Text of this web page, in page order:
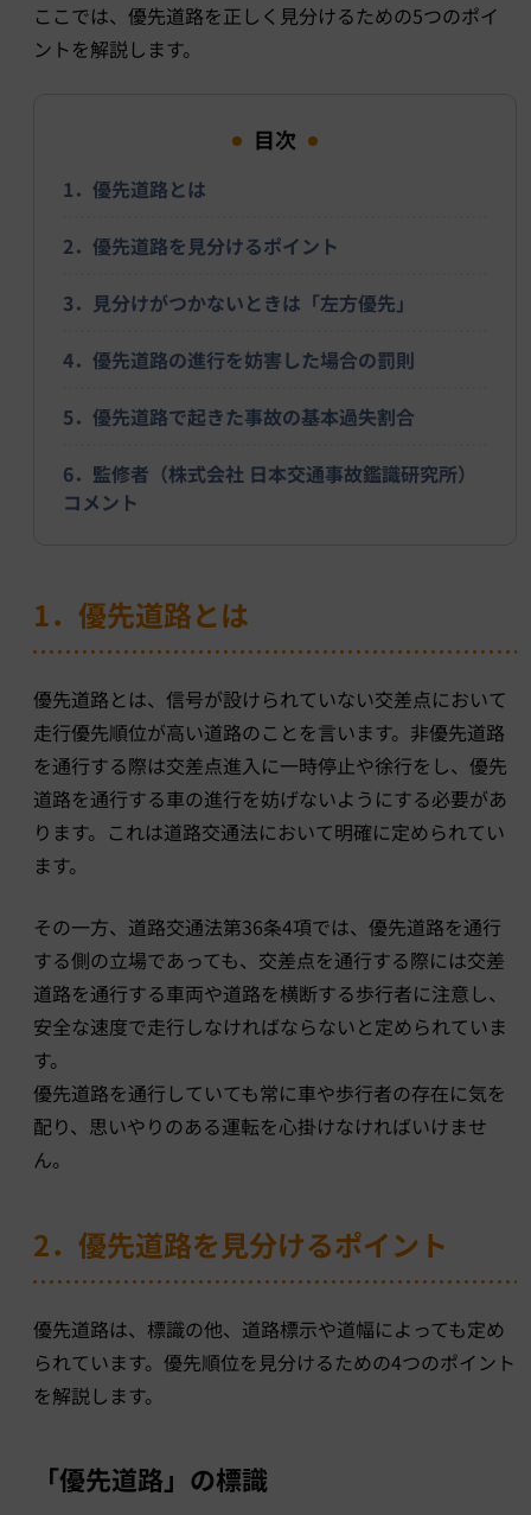
ここでは、優先道路を正しく見分けるための5つのポイ
ントを解説します。
目次
1．優先道路とは
2．優先道路を見分けるポイント
3．見分けがつかないときは「左方優先」
4．優先道路の進行を妨害した場合の罰則
5．優先道路で起きた事故の基本過失割合
6．監修者（株式会社 日本交通事故鑑識研究所）
コメント
1．優先道路とは
優先道路とは、信号が設けられていない交差点において
走行優先順位が高い道路のことを言います。非優先道路
を通行する際は交差点進入に一時停止や徐行をし、優先
道路を通行する車の進行を妨げないようにする必要があ
ります。これは道路交通法において明確に定められてい
ます。
その一方、道路交通法第36条4項では、優先道路を通行
する側の立場であっても、交差点を通行する際には交差
道路を通行する車両や道路を横断する歩行者に注意し、
安全な速度で走行しなければならないと定められていま
す。
優先道路を通行していても常に車や歩行者の存在に気を
配り、思いやりのある運転を心掛けなければいけませ
ん。
2．優先道路を見分けるポイント
優先道路は、標識の他、道路標示や道幅によっても定め
られています。優先順位を見分けるための4つのポイント
を解説します。
「優先道路」の標識